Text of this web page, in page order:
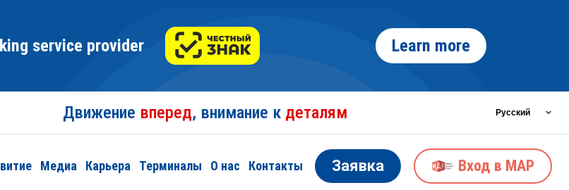
service provider Learn more
Движение вперед, внимание к деталям
Медиа Карьера Терминалы О нас Контакты Заявка Вход в MAP